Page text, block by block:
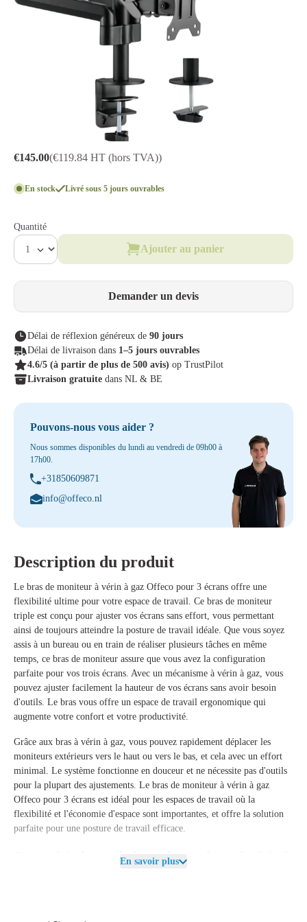
€145.00(€119.84 HT (hors TVA))
En stock Livré sous 5 jours ouvrables
Quantité
Ajouter au panier
Demander un devis
Délai de réflexion généreux de 90 jours
Délai de livraison dans 1–5 jours ouvrables
4.6/5 (à partir de plus de 500 avis) op TrustPilot
Livraison gratuite dans NL & BE
Pouvons-nous vous aider ?
Nous sommes disponibles du lundi au vendredi de 09h00 à
17h00.
+31850609871
info@offeco.nl
Description du produit
Le bras de moniteur à vérin à gaz Offeco pour 3 écrans offre une
flexibilité ultime pour votre espace de travail. Ce bras de moniteur
triple est conçu pour ajuster vos écrans sans effort, vous permettant
ainsi de toujours atteindre la posture de travail idéale. Que vous soyez
assis à un bureau ou en train de réaliser plusieurs tâches en même
temps, ce bras de moniteur assure que vous avez la configuration
parfaite pour vos trois écrans. Avec un mécanisme à vérin à gaz, vous
pouvez ajuster facilement la hauteur de vos écrans sans avoir besoin
d'outils. Le bras vous offre un espace de travail ergonomique qui
augmente votre confort et votre productivité.
Grâce aux bras à vérin à gaz, vous pouvez rapidement déplacer les
moniteurs extérieurs vers le haut ou vers le bas, et cela avec un effort
minimal. Le système fonctionne en douceur et ne nécessite pas d'outils
pour la plupart des ajustements. Le bras de moniteur à vérin à gaz
Offeco pour 3 écrans est idéal pour les espaces de travail où la
flexibilité et l'économie d'espace sont importantes, et offre la solution
parfaite pour une posture de travail efficace.
Caractéristiques du bras de moniteur à vérin à
En savoir plus